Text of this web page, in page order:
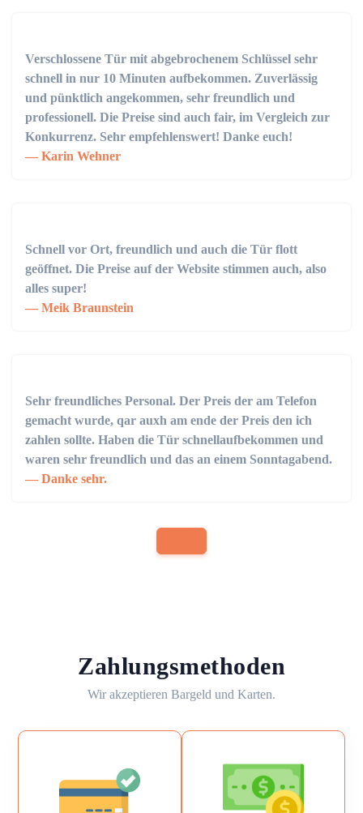
Verschlossene Tür mit abgebrochenem Schlüssel sehr
schnell in nur 10 Minuten aufbekommen. Zuverlässig
und pünktlich angekommen, sehr freundlich und
professionell. Die Preise sind auch fair, im Vergleich zur
Konkurrenz. Sehr empfehlenswert! Danke euch!
Karin Wehner
Schnell vor Ort, freundlich und auch die Tür flott
geöffnet. Die Preise auf der Website stimmen auch, also
alles super!
Meik Braunstein
Sehr freundliches Personal. Der Preis der am Telefon
gemacht wurde, qar auxh am ende der Preis den ich
zahlen sollte. Haben die Tür schnellaufbekommen und
waren sehr freundlich und das an einem Sonntagabend.
Danke sehr.
Zahlungsmethoden
Wir akzeptieren Bargeld und Karten.